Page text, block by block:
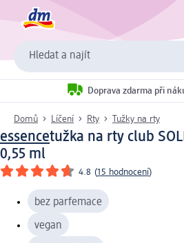
Hledat a najít
Doprava zdarma při
Domů Líčení Rty Tužky na rty
essencetužka na rty club
0,55 ml
4.8 (15 hodnocení)
bez parfemace
vegan